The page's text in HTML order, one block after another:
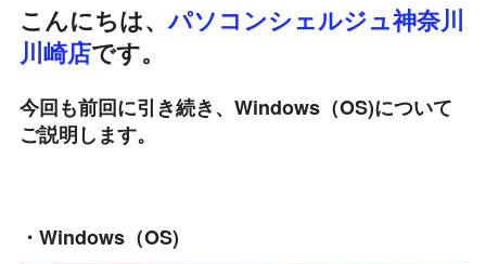
こんにちは、パソコンシェルジュ神奈川
川崎店です。
今回も前回に引き続き、Windows（OS)について
ご説明します。
・Windows（OS)